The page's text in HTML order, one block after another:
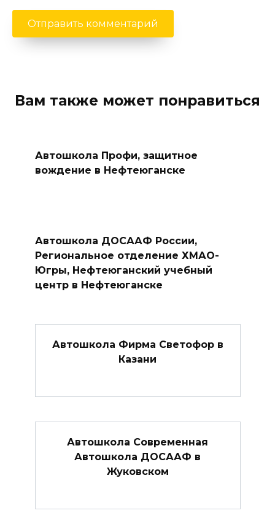
Вам также может понравиться
Автошкола Профи, защитное
вождение в Нефтеюганске
Автошкола ДОСААФ России,
Региональное отделение ХМАО-
Югры, Нефтеюганский учебный
центр в Нефтеюганске
Автошкола Фирма Светофор в
Казани
Автошкола Современная
Автошкола ДОСААФ в
Жуковском